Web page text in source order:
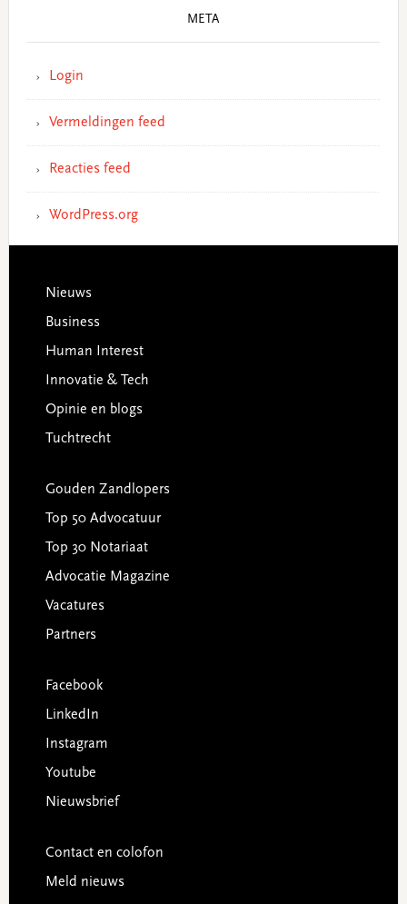
META
Login
Vermeldingen feed
Reacties feed
WordPress.org
Footer
Nieuws
Business
Human Interest
Innovatie & Tech
Opinie en blogs
Tuchtrecht
Gouden Zandlopers
Top 50 Advocatuur
Top 30 Notariaat
Advocatie Magazine
Vacatures
Partners
Facebook
LinkedIn
Instagram
Youtube
Nieuwsbrief
Contact en colofon
Meld nieuws